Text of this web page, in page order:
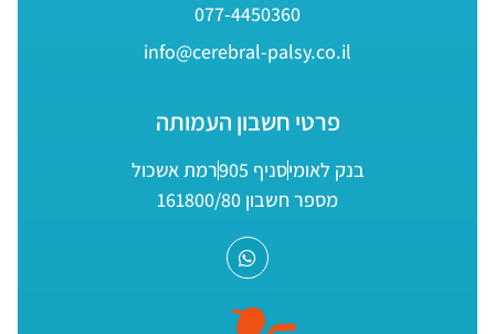
077-4450360
info@cerebral-palsy.co.il
פרטי חשבון העמותה
בנק לאומיסניף 905
רמת אשכול
מספר חשבון 161800/80